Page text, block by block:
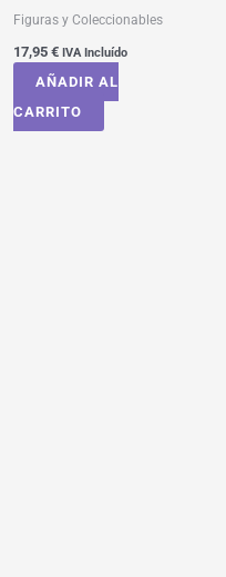
Figuras y Coleccionables
17,95 € IVA Incluído
AÑADIR AL
CARRITO